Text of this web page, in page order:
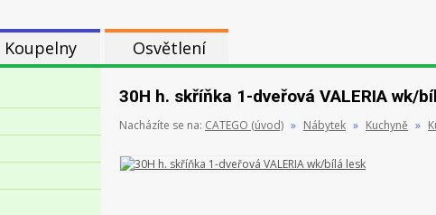
Koupelny Osvětlení
30H h. skříňka 1-dveřová VALERIA wk/
Nacházíte se na: CATEGO (úvod) » Nábytek » Kuchyně »